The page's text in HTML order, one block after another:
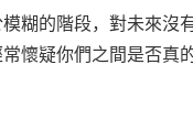
糊的階段，對未來沒
懷疑你們之間是否真